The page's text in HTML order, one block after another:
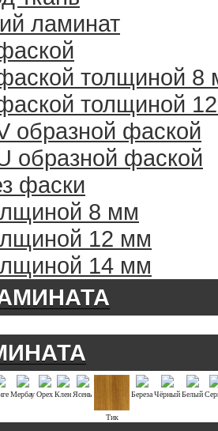
ламинат
толщиной 8
толщиной
образной фаской
образной фаской
фаски
8 мм
12 мм
14 мм
МербауОрехКлен Ясень
Тик
БерезаЧёрныйБелый